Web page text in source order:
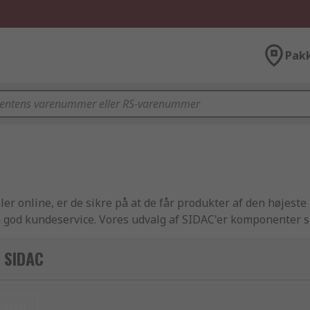
online, er de sikre på at de får produkter af den
kundeservice. Vores udvalg af SIDAC'er
hvilket betyder at hvad enten du leder efter et
og tilbyde dig alle de tekniske specifikationer og al
og konnektorer produkter inkluderer Halvledere og